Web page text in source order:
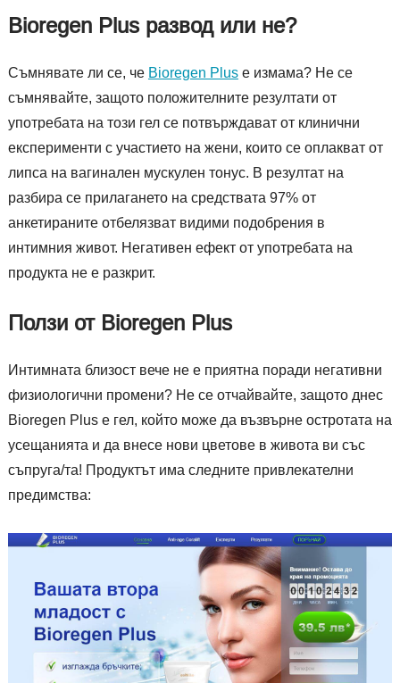
Bioregen Plus развод или не?
Съмнявате ли се, че Bioregen Plusе измама? Не се
съмнявайте, защото положителните резултати от
употребата на този гел се потвърждават от клинични
експерименти с участието на жени, които се оплакват от
липса на вагинален мускулен тонус. В резултат на
разбира се прилагането на средствата 97% от
анкетираните отбелязват видими подобрения в
интимния живот. Негативен ефект от употребата на
продукта не е разкрит.
Ползи от Bioregen Plus
Интимната близост вече не е приятна поради негативни
физиологични промени? Не се отчайвайте, защото днес
Bioregen Plus е гел, който може да възвърне остротата на
усещанията и да внесе нови цветове в живота ви със
съпруга/та! Продуктът има следните привлекателни
предимства: